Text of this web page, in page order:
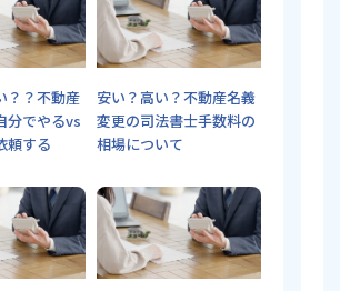
？？不動産
分でやるvs
頼する
安い？高い？不動産名義
変更の司法書士手数料の
相場について